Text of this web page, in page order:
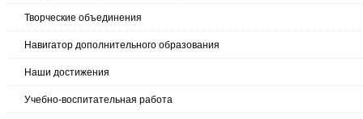
Творческие объединения
Навигатор дополнительного образования
Наши достижения
Учебно-воспитательная работа